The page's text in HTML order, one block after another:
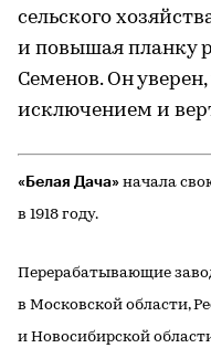
сельского
и повышая планку
Семенов. Он
исключением и
«Белая Дача» начала
в 1918 году.
Перерабатывающие
в Московской области,
и Новосибирской